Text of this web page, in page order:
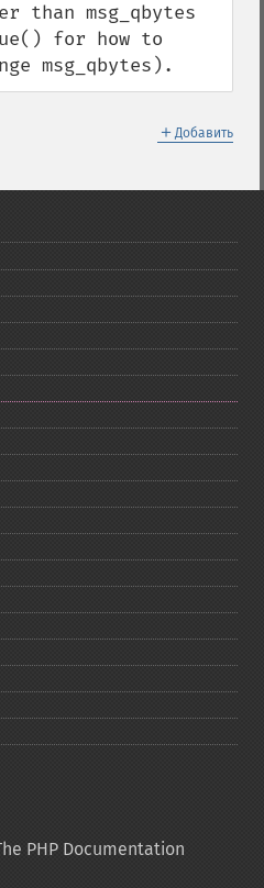
than msg_qbytes
for how to
msg_qbytes).
＋ Добавить
PHP Documentation